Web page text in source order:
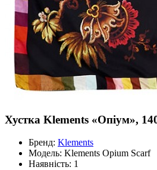
Хустка Klements «Опіум»,
Бренд: Klements
Модель: Klements Opium Scarf
Наявність: 1